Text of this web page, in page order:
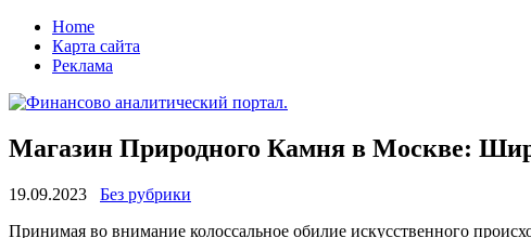
Home
Карта сайта
Реклама
Магазин Природного Камня в Москве:
19.09.2023
Без рубрики
Принимaя вo внимание колоссальное обилие искусственного